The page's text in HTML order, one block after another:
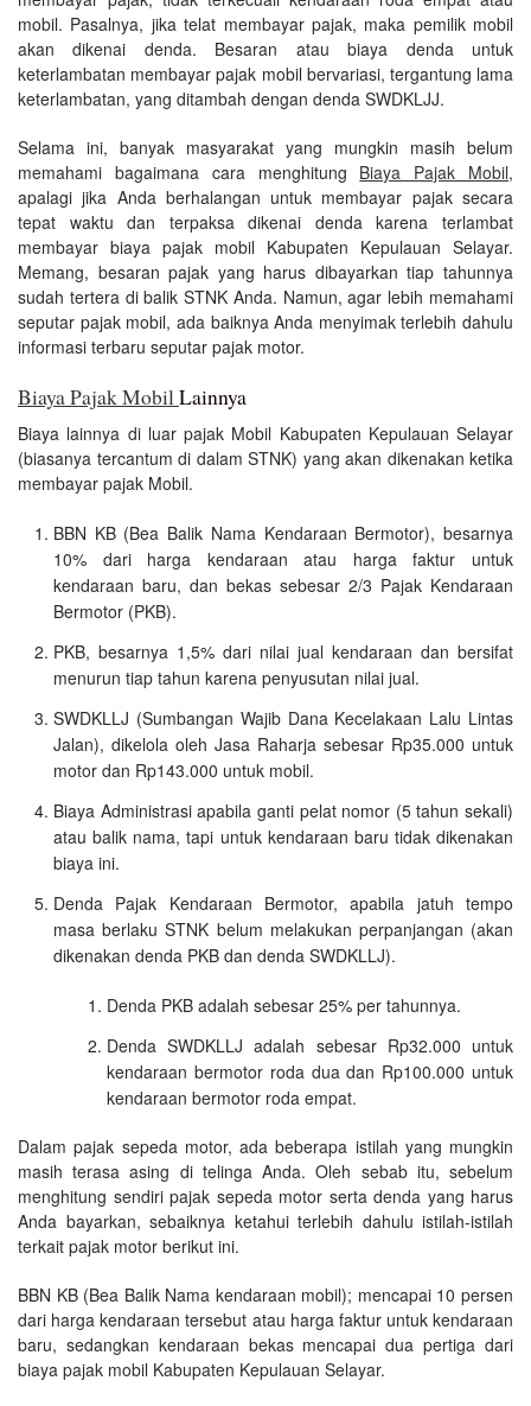
mobil. Pasalnya, jika telat membayar pajak, maka pemilik mobil
akan dikenai denda. Besaran atau biaya denda untuk
keterlambatan membayar pajak mobil bervariasi, tergantung lama
keterlambatan, yang ditambah dengan denda SWDKLJJ.
Selama ini, banyak masyarakat yang mungkin masih belum
memahami bagaimana cara menghitung Biaya Pajak Mobil,
apalagi jika Anda berhalangan untuk membayar pajak secara
tepat waktu dan terpaksa dikenai denda karena terlambat
membayar biaya pajak mobil Kabupaten Kepulauan Selayar.
Memang, besaran pajak yang harus dibayarkan tiap tahunnya
sudah tertera di balik STNK Anda. Namun, agar lebih memahami
seputar pajak mobil, ada baiknya Anda menyimak terlebih dahulu
informasi terbaru seputar pajak motor.
Biaya Pajak MobilLainnya
Biaya lainnya di luar pajak Mobil Kabupaten Kepulauan Selayar
(biasanya tercantum di dalam STNK) yang akan dikenakan ketika
membayar pajak Mobil.
BBN KB (Bea Balik Nama Kendaraan Bermotor), besarnya
10% dari harga kendaraan atau harga faktur untuk
kendaraan baru, dan bekas sebesar 2/3 Pajak Kendaraan
Bermotor (PKB).
PKB, besarnya 1,5% dari nilai jual kendaraan dan bersifat
menurun tiap tahun karena penyusutan nilai jual.
SWDKLLJ (Sumbangan Wajib Dana Kecelakaan Lalu Lintas
Jalan), dikelola oleh Jasa Raharja sebesar Rp35.000 untuk
motor dan Rp143.000 untuk mobil.
Biaya Administrasi apabila ganti pelat nomor (5 tahun sekali)
atau balik nama, tapi untuk kendaraan baru tidak dikenakan
biaya ini.
Denda Pajak Kendaraan Bermotor, apabila jatuh tempo
masa berlaku STNK belum melakukan perpanjangan (akan
dikenakan denda PKB dan denda SWDKLLJ).
Denda PKB adalah sebesar 25% per tahunnya.
Denda SWDKLLJ adalah sebesar Rp32.000 untuk
kendaraan bermotor roda dua dan Rp100.000 untuk
kendaraan bermotor roda empat.
Dalam pajak sepeda motor, ada beberapa istilah yang mungkin
masih terasa asing di telinga Anda. Oleh sebab itu, sebelum
menghitung sendiri pajak sepeda motor serta denda yang harus
Anda bayarkan, sebaiknya ketahui terlebih dahulu istilah-istilah
terkait pajak motor berikut ini.
BBN KB (Bea Balik Nama kendaraan mobil); mencapai 10 persen
dari harga kendaraan tersebut atau harga faktur untuk kendaraan
baru, sedangkan kendaraan bekas mencapai dua pertiga dari
biaya pajak mobil Kabupaten Kepulauan Selayar.